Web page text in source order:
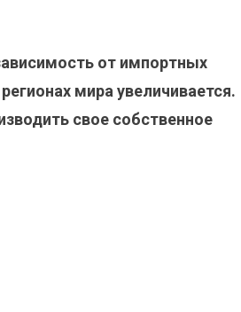
от импортных
мира увеличивается.
свое собственное